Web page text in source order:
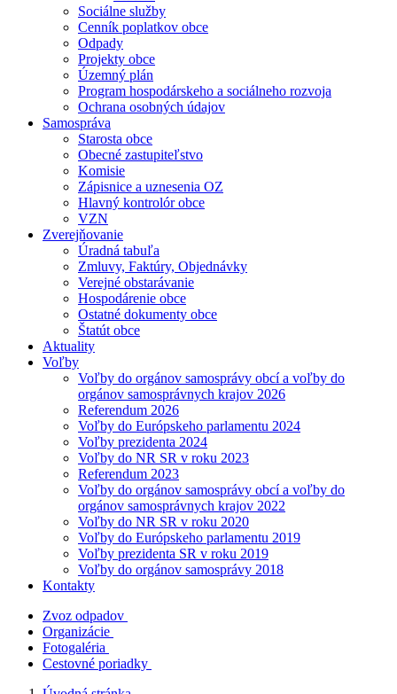
Sociálne služby
Cenník poplatkov obce
Odpady
Projekty obce
Územný plán
Program hospodárskeho a sociálneho rozvoja
Ochrana osobných údajov
Samospráva
Starosta obce
Obecné zastupiteľstvo
Komisie
Zápisnice a uznesenia OZ
Hlavný kontrolór obce
VZN
Zverejňovanie
Úradná tabuľa
Zmluvy, Faktúry, Objednávky
Verejné obstarávanie
Hospodárenie obce
Ostatné dokumenty obce
Štatút obce
Aktuality
Voľby
Voľby do orgánov samosprávy obcí a voľby do
orgánov samosprávnych krajov 2026
Referendum 2026
Voľby do Európskeho parlamentu 2024
Voľby prezidenta 2024
Voľby do NR SR v roku 2023
Referendum 2023
Voľby do orgánov samosprávy obcí a voľby do
orgánov samosprávnych krajov 2022
Voľby do NR SR v roku 2020
Voľby do Európskeho parlamentu 2019
Voľby prezidenta SR v roku 2019
Voľby do orgánov samosprávy 2018
Kontakty
Zvoz odpadov
Organizácie
Fotogaléria
Cestovné poriadky